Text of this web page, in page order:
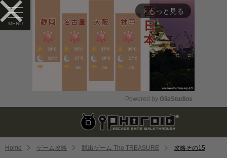
arrow_forward_ios もっと見る
Mute
Powered by GliaStudios
Home ゲーム攻略 脱出ゲーム The TREASURE 攻略その15